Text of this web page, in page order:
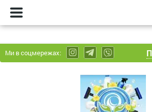
Ми в соцмережах: